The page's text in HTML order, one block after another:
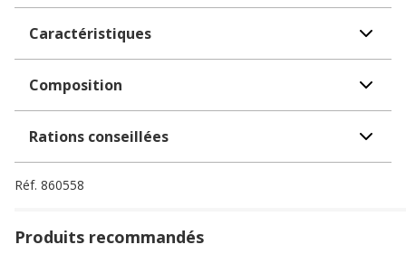
Caractéristiques
Composition
Rations conseillées
Réf. 860558
Produits recommandés